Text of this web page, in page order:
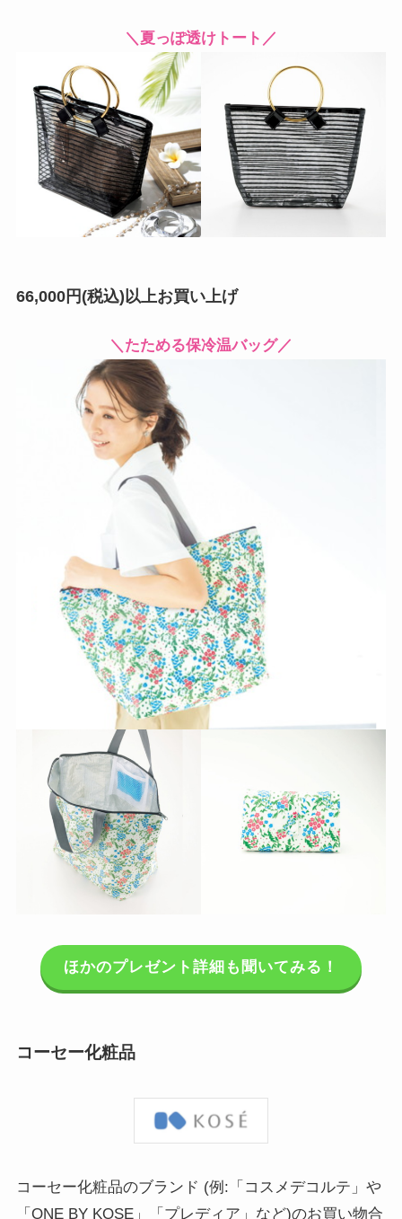
＼夏っぽ透けトート／
66,000円(税込)以上お買い上げ
＼たためる保冷温バッグ／
ほかのプレゼント詳細も聞いてみる！
コーセー化粧品
コーセー化粧品のブランド (例:「コスメデコルテ」や
「ONE BY KOSE」「プレディア」など)のお買い物合